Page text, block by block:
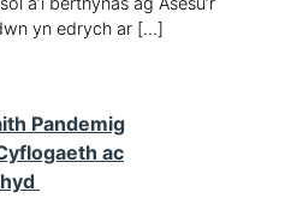
yn edrych ar […]
Pandemig
ac